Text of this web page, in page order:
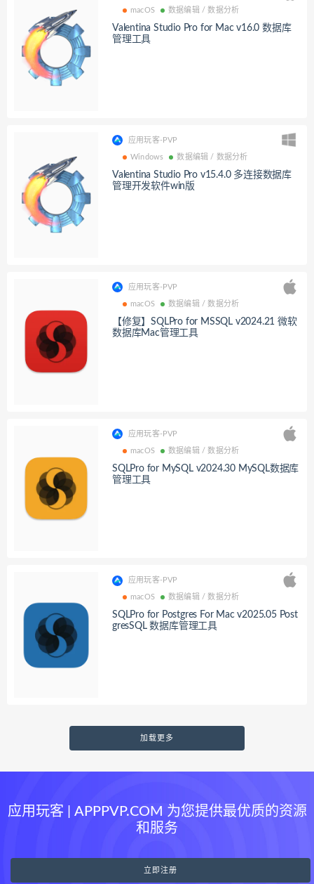
macOS 数据编辑 / 数据分析
Valentina Studio Pro for Mac v16.0 数据库
管理工具
应用玩客-PVP
Windows 数据编辑 / 数据分析
Valentina Studio Pro v15.4.0 多连接数据库
管理开发软件win版
应用玩客-PVP
macOS 数据编辑 / 数据分析
【修复】SQLPro for MSSQL v2024.21 微软
数据库Mac管理工具
应用玩客-PVP
macOS 数据编辑 / 数据分析
SQLPro for MySQL v2024.30 MySQL数据库
管理工具
应用玩客-PVP
macOS 数据编辑 / 数据分析
SQLPro for Postgres For Mac v2025.05 Post
gresSQL 数据库管理工具
加载更多
应用玩客 | APPPVP.COM 为您提供最优质的资源
和服务
立即注册